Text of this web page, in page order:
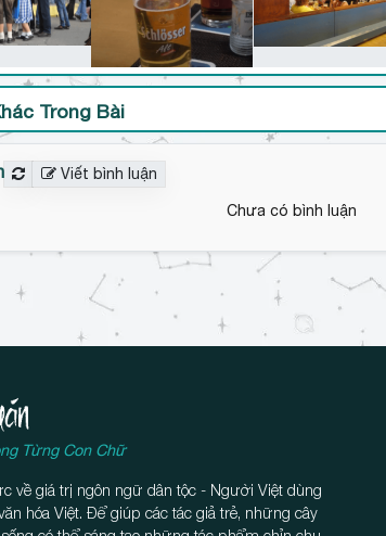
Trong Bài
Viết bình luận
Chưa có bình luận
Từng Con Chữ
về giá trị ngôn ngữ dân tộc - Người Việt dùng
hóa Việt. Để giúp các tác giả trẻ, những cây